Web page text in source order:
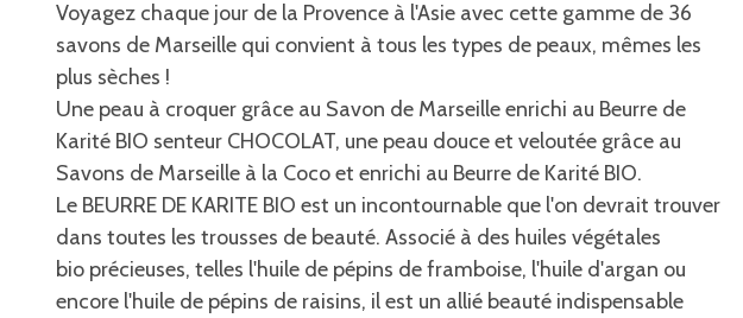
Voyagez chaque jour de la Provence à l'Asie avec cette gamme de 36
savons de Marseille qui convient à tous les types de peaux, mêmes les
plus sèches !
Une peau à croquer grâce au Savon de Marseille enrichi au Beurre de
Karité BIO senteur CHOCOLAT, une peau douce et veloutée grâce au
Savons de Marseille à la Coco et enrichi au Beurre de Karité BIO.
Le BEURRE DE KARITE BIO est un incontournable que l'on devrait trouver
dans toutes les trousses de beauté. Associé à des huiles végétales
bio précieuses, telles l'huile de pépins de framboise, l'huile d'argan ou
encore l'huile de pépins de raisins, il est un allié beauté indispensable